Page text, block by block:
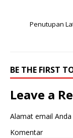
Penutupan
BE THE FIRST
Leave a
Alamat email
Komentar